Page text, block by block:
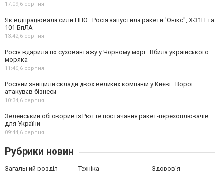
17:09,6 серпня
Як відпрацювали сили ППО . Росія запустила ракети "Онікс", Х-31П та
101 БпЛА
13:42,6 серпня
Росія вдарила по суховантажу у Чорному морі . Вбила українського
моряка
11:46,6 серпня
Росіяни знищили склади двох великих компаній у Києві . Ворог
атакував бізнеси
10:34,6 серпня
Зеленський обговорив із Рютте постачання ракет-перехоплювачів
для України
09:44,6 серпня
Рубрики новин
Загальний розділ Техніка Здоров'я